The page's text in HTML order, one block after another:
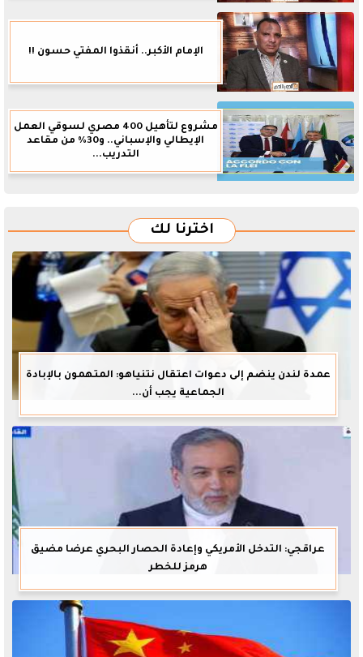
الإمام الأكبر.. أنقذوا المفتي حسون !!
مشروع لتأهيل 400 مصري لسوقي العمل
الإيطالي والإسباني.. و30% من مقاعد
التدريب...
اخترنا لك
عمدة لندن ينضم إلى دعوات اعتقال نتنياهو: المتهمون بالإبادة
الجماعية يجب أن...
عراقجي: التدخل الأمريكي وإعادة الحصار البحري عرضا مضيق
هرمز للخطر